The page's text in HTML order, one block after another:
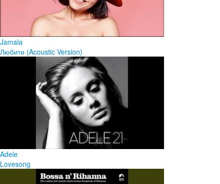
Jamala
Любити (Acoustic Version)
Adele
Lovesong